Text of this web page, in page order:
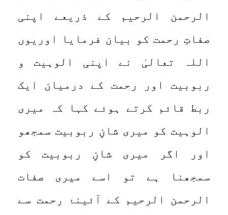
الرحمن الرحیم کے ذریعے اپنی
صفاتِ رحمت کو بیان فرمایا اوریوں
اللہ تعالیٰ نے اپنی الوہیت و
ربوبیت اور رحمت کے درمیان ایک
ربط قائم کرتے ہوئے کہا کہ میری
الوہیت کو میری شانِ ربوبیت سمجھو
اور اگر میری شانِ ربوبیت کو
سمجھنا ہے تو اسے میری صفات
الرحمن الرحیم کے آئینۂ رحمت سے